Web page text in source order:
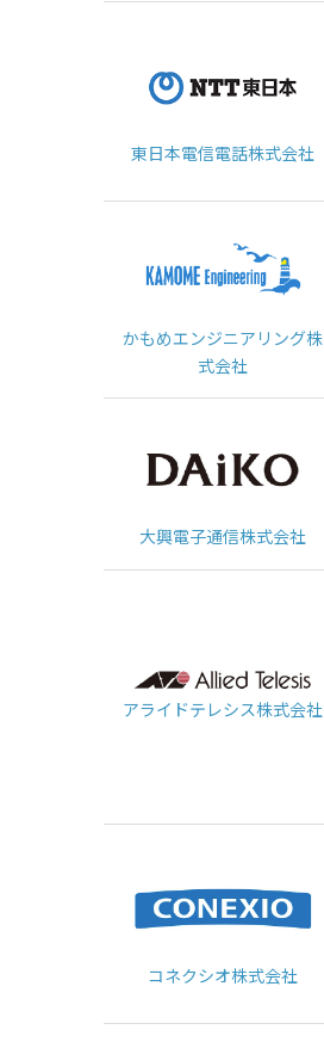
東日本電信電話株式会社
かもめエンジニアリング株
式会社
大興電子通信株式会社
アライドテレシス株式会社
コネクシオ株式会社